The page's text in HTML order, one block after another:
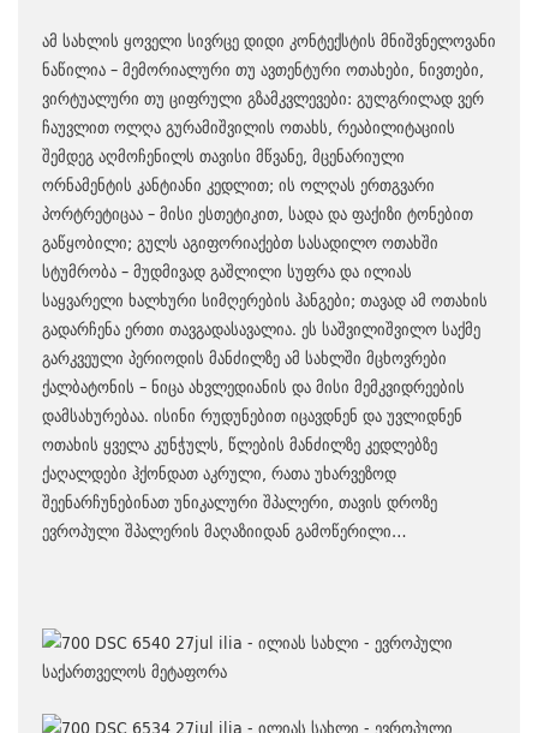
ამ სახლის ყოველი სივრცე დიდი კონტექსტის მნიშვნელოვანი
ნაწილია – მემორიალური თუ ავთენტური ოთახები, ნივთები,
ვირტუალური თუ ციფრული გზამკვლევები: გულგრილად ვერ
ჩაუვლით ოლღა გურამიშვილის ოთახს, რეაბილიტაციის
შემდეგ აღმოჩენილს თავისი მწვანე, მცენარიული
ორნამენტის კანტიანი კედლით; ის ოლღას ერთგვარი
პორტრეტიცაა – მისი ესთეტიკით, სადა და ფაქიზი ტონებით
გაწყობილი; გულს აგიფორიაქებთ სასადილო ოთახში
სტუმრობა – მუდმივად გაშლილი სუფრა და ილიას
საყვარელი ხალხური სიმღერების ჰანგები; თავად ამ ოთახის
გადარჩენა ერთი თავგადასავალია. ეს საშვილიშვილო საქმე
გარკვეული პერიოდის მანძილზე ამ სახლში მცხოვრები
ქალბატონის – ნიცა ახვლედიანის და მისი მემკვიდრეების
დამსახურებაა. ისინი რუდუნებით იცავდნენ და უვლიდნენ
ოთახის ყველა კუნჭულს, წლების მანძილზე კედლებზე
ქაღალდები ჰქონდათ აკრული, რათა უხარვეზოდ
შეენარჩუნებინათ უნიკალური შპალერი, თავის დროზე
ევროპული შპალერის მაღაზიიდან გამოწერილი…